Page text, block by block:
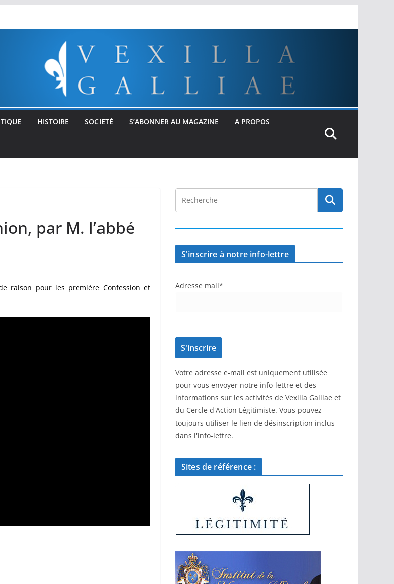
HISTOIRE SOCIETÉ S’ABONNER AU MAGAZINE A PROPOS
par M. l’abbé
raison pour les première Confession et
S'inscrire à notre info-lettre
Adresse mail*
Votre adresse e-mail est uniquement utilisée
pour vous envoyer notre info-lettre et des
informations sur les activités de Vexilla Galliae et
du Cercle d'Action Légitimiste. Vous pouvez
toujours utiliser le lien de désinscription inclus
dans l'info-lettre.
Sites de référence :